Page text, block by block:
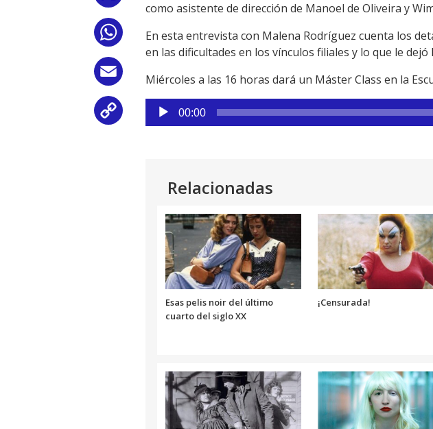
WhatsApp
Email
como asistente de dirección de Manoel de Oliveira y
En esta entrevista con Malena Rodríguez cuenta los
en las dificultades en los vínculos filiales y lo que le dejó
Miércoles a las 16 horas dará un Máster Class en la
Reproductor
de
00:00
Relacionadas
Esas pelis noir del último
cuarto del siglo XX
¡Censurada!